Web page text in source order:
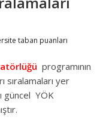
taban puanları
programının
sıralamaları yer
güncel YÖK